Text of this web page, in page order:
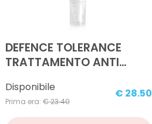
DEFENCE TOLERANCE
TRATTAMENTO ANTI
Disponibile
Prima era: €23.40
€ 28.50